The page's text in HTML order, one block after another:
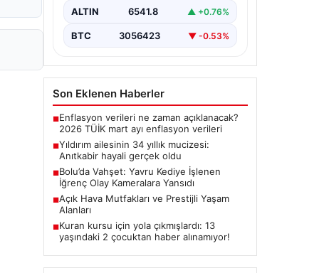
ALTIN 6541.8 ▲ +0.76%
BTC 3056423 ▼ -0.53%
Son Eklenen Haberler
■Enflasyon verileri ne zaman açıklanacak?
2026 TÜİK mart ayı enflasyon verileri
■Yıldırım ailesinin 34 yıllık mucizesi:
Anıtkabir hayali gerçek oldu
■Bolu’da Vahşet: Yavru Kediye İşlenen
İğrenç Olay Kameralara Yansıdı
■Açık Hava Mutfakları ve Prestijli Yaşam
Alanları
■Kuran kursu için yola çıkmışlardı: 13
yaşındaki 2 çocuktan haber alınamıyor!